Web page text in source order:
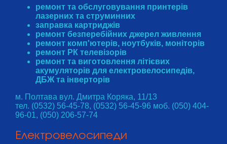
ремонт та обслуговування принтерів
лазерних та струминних
заправка картриджів
ремонт безперебійних джерел живлення
ремонт комп'ютерів, ноутбуків, моніторів
ремонт РК телевізорів
ремонт та виготовлення літієвих
акумуляторів для електровелосипедів,
ДБЖ та інверторів
м. Полтава вул. Дмитра Коряка, 11/13
тел. (0532) 56-45-78, (0532) 56-45-96 моб. (050) 404-
96-01, (050) 206-57-74
Електровелосипеди